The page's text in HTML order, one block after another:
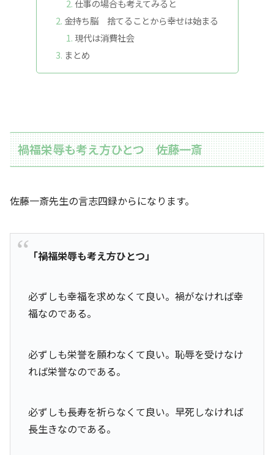
仕事の場合も考えてみると
金持ち脳 捨てることから幸せは始まる
現代は消費社会
まとめ
禍福栄辱も考え方ひとつ 佐藤一斎
佐藤一斎先生の言志四録からになります。
「禍福栄辱も考え方ひとつ」
必ずしも幸福を求めなくて良い。禍がなければ幸
福なのである。
必ずしも栄誉を願わなくて良い。恥辱を受けなけ
れば栄誉なのである。
必ずしも長寿を祈らなくて良い。早死しなければ
長生きなのである。